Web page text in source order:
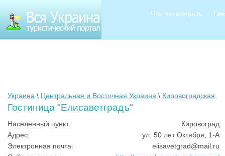
Что посмотреть
Украина \ Центральная и Восточная Украина \ Кировоградская
Гостиница "Елисаветградъ"
Населенный пункт:
Кировоград
Адрес:
ул. 50 лет Октября, 1-А
Электронная почта:
elisavetgrad@mail.ru